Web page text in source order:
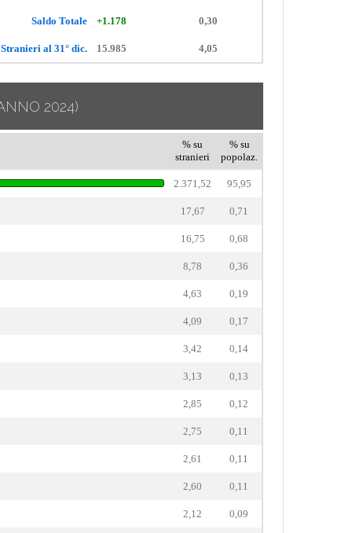
Saldo Totale +1.178 0,30
Stranieri al 31° dic. 15.985 4,05
2024)
% su
stranieri
% su
popolaz.
2.371,52 95,95
17,67 0,71
16,75 0,68
8,78 0,36
4,63 0,19
4,09 0,17
3,42 0,14
3,13 0,13
2,85 0,12
2,75 0,11
2,61 0,11
2,60 0,11
2,12 0,09